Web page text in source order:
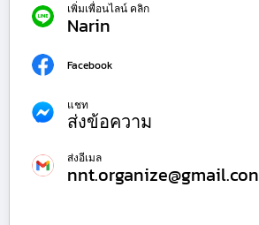
เพิ่มเพื่อนไลน์ คลิก
Narin
Facebook
แชท
ส่งข้อความ
ส่งอีเมล
nnt.organize@gmail.con